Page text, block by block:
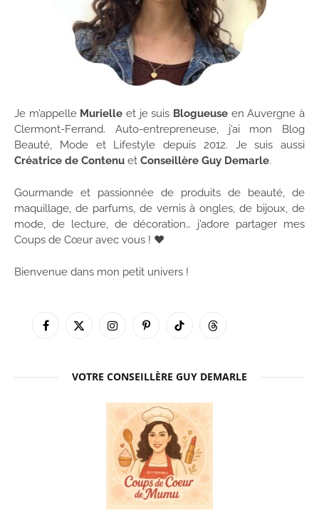
Je m’appelle Murielle et je suis Blogueuse en Auvergne à
Clermont-Ferrand. Auto-entrepreneuse, j’ai mon Blog
Beauté, Mode et Lifestyle depuis 2012. Je suis aussi
Créatrice de Contenu et Conseillère Guy Demarle.
Gourmande et passionnée de produits de beauté, de
maquillage, de parfums, de vernis à ongles, de bijoux, de
mode, de lecture, de décoration… j’adore partager mes
Coups de Cœur avec vous ! ♥
Bienvenue dans mon petit univers !
Facebook
X
InstagramPinterestTikTok Threads
VOTRE CONSEILLÈRE GUY DEMARLE